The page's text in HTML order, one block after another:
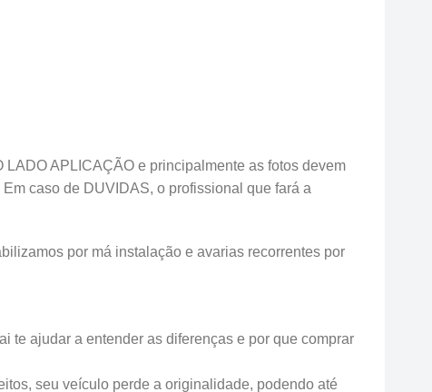
APLICAÇÃO e principalmente as fotos devem
caso de DUVIDAS, o profissional que fará a
por má instalação e avarias recorrentes por
te ajudar a entender as diferenças e por que comprar
seu veículo perde a originalidade, podendo até